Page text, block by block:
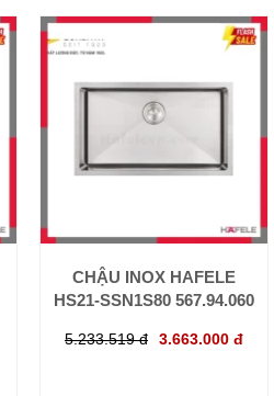
CHẬU INOX HAFELE
HS21-SSN1S80 567.94.060
5.233.519 đ 3.663.000 đ